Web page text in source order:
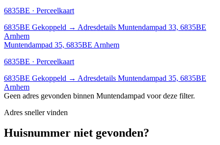
6835BE · Perceelkaart
6835BE Gekoppeld → Adresdetails Muntendampad 33, 6835BE
Arnhem
Muntendampad 35, 6835BE Arnhem
6835BE · Perceelkaart
6835BE Gekoppeld → Adresdetails Muntendampad 35, 6835BE
Arnhem
Geen adres gevonden binnen Muntendampad voor deze filter.
Adres sneller vinden
Huisnummer niet gevonden?